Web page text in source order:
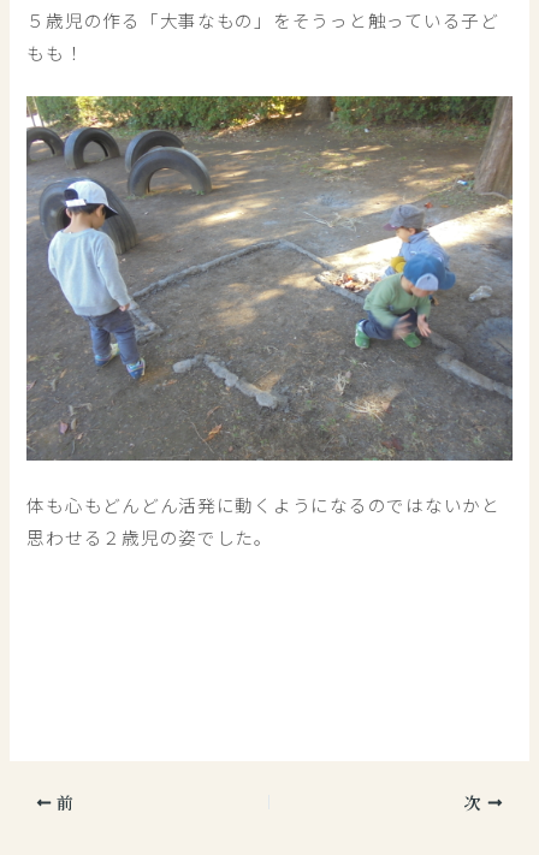
５歳児の作る「大事なもの」をそうっと触っている子ど
もも！
体も心もどんどん活発に動くようになるのではないかと
思わせる２歳児の姿でした。
前 次